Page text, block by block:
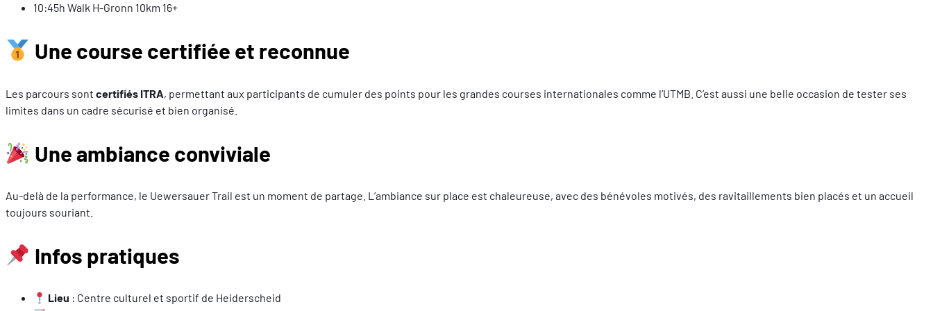
10:45h Walk H-Gronn 10km 16+
Une course certifiée et reconnue
Les parcours sont certifiés ITRA, permettant aux participants de cumuler des points pour les grandes courses internationales comme l’UTMB. C’est aussi une belle occasion de tester ses
limites dans un cadre sécurisé et bien organisé.
Une ambiance conviviale
Au-delà de la performance, le Uewersauer Trail est un moment de partage. L’ambiance sur place est chaleureuse, avec des bénévoles motivés, des ravitaillements bien placés et un accueil
toujours souriant.
Infos pratiques
Lieu : Centre culturel et sportif de Heiderscheid